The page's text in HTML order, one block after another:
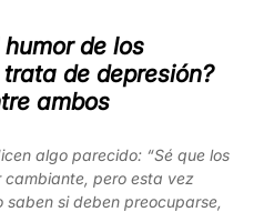
humor de los
de depresión?
ambos
algo parecido: “Sé que los
cambiante, pero esta vez
saben si deben preocuparse,